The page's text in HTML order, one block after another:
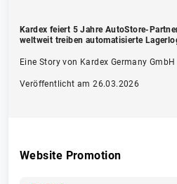
Kardex feiert 5 Jahre AutoStore-
weltweit treiben automatisierte
Eine Story von Kardex Germany GmbH
Veröffentlicht am 26.03.2026
Website Promotion